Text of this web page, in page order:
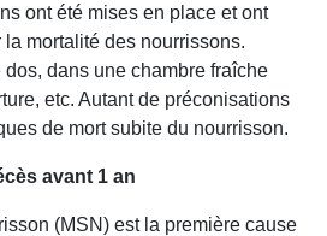
ont été mises en place et ont
mortalité des nourrissons.
dans une chambre fraîche
etc. Autant de préconisations
de mort subite du nourrisson.
avant 1 an
(MSN) est la première cause